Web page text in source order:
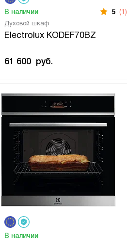
Духовой шкаф
Electrolux KODEF70BZ
В наличии 5 (1)
61 600 руб.
В наличии